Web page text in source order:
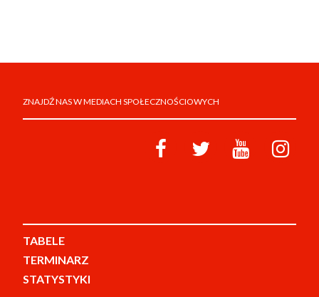
ZNAJDŹ NAS W MEDIACH SPOŁECZNOŚCIOWYCH
TABELE
TERMINARZ
STATYSTYKI